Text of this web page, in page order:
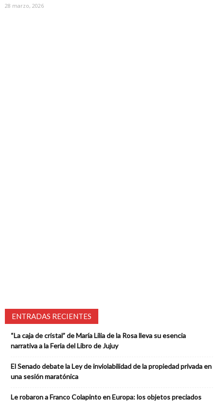
28 marzo, 2026
ENTRADAS RECIENTES
“La caja de cristal” de María Lilia de la Rosa lleva su esencia
narrativa a la Feria del Libro de Jujuy
El Senado debate la Ley de inviolabilidad de la propiedad privada en
una sesión maratónica
Le robaron a Franco Colapinto en Europa: los objetos preciados